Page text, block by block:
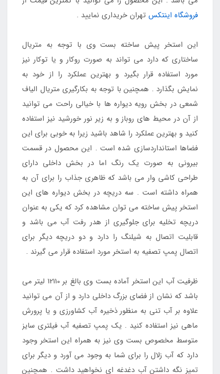
فروشگاه اینتکس تهران خریداری نمایید .
این استخر پیش ساخته بست وی با توجه به متریال
ساختاری که دارد می تواند به صورت روکار و یا توکار نیز
مورد استفاده قرار بگیرد و بهترین عملکرد را از خود به
نمایش بگذارد . همچنین با توجه به بکارگیری متریال الیاف
شمعی در بخش رویه دیواره ها با خیالی راحت می توانید
از آن در محیط های روباز و به زیر نور خورشید نیز استفاده
کنید و بهترین عملکرد را شاهد باشید زیرا به خوبی برای این
فضاها استانداردسازی شده است . این محصول در قسمت
بیرونی به صورت یک رنگ اما در بخش داخلی دارای
طراحی کاشی وار می باشد که ظاهری جذاب را برای آن به
همراه داشته است . سه دریچه در بخش دیواره های این
استخر پیش ساخته می توان مشاهده کرد که یکی به عنوان
دریچه تخلیه برای جلوگیری از هدر رفت آب می باشد و
قابلیت اتصال به شیلنگ را دارد و دو دریچه دیگر برای
اتصال پمپ تصفیه به استخر مورد استفاده قرار می گیرند .
ظرفیت آب این استخر آماده بست وی بالغ بر 12110 لیتر می
باشد که نشان از فضای بزرگ داخلی دارد و از آن می توانید
علاوه بر آب تنی به منظور ذخیره آب کشاورزی و یا پرورش
ماهی نیز استفاده کنید . یک پمپ تصفیه آب فیلتری سایز
متوسط مخصوص بست وی نیز به همراه این استخر وجود
دارد که آب زلال را برای شما به وجود می آورد و دیگر برای
تمیز نگه داشتن آب دغدغه ای نخواهید داشت . همچنین